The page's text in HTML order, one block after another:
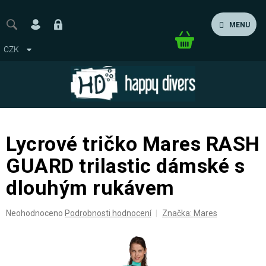
obsah
MENU
CZK
Nákupní
Lycrové tričko Mares RASH
GUARD trilastic dámské s
dlouhým rukávem
Průměrné
Neohodnoceno Podrobnosti hodnocení Značka: Mares